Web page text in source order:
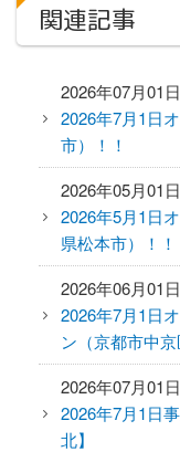
関連記事
2026年07月01日
2026年7月1日
市）！！
2026年05月01日
2026年5月1日
県松本市）！！
2026年06月01日
2026年7月1日
ン（京都市中京
2026年07月01日
2026年7月1日
北】